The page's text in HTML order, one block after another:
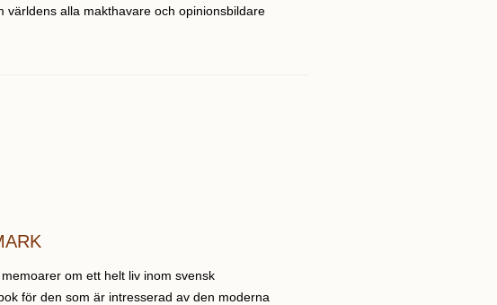
världens alla makthavare och opinionsbildare
om ett helt liv inom svensk
för den som är intresserad av den moderna